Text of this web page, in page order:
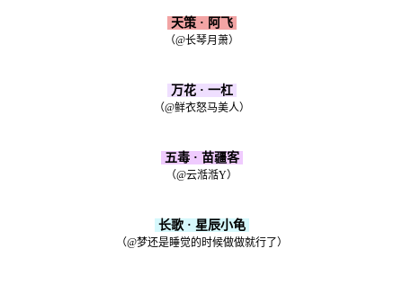
天策 · 阿飞
（@长琴月萧）
万花 · 一杠
（@鲜衣怒马美人）
五毒 · 苗疆客
（@云湉湉Y）
长歌 · 星辰小龟
（@梦还是睡觉的时候做做就行了）